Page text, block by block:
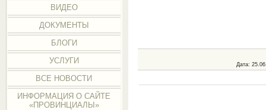
ВИДЕО
ДОКУМЕНТЫ
БЛОГИ
УСЛУГИ
ВСЕ НОВОСТИ
ИНФОРМАЦИЯ О САЙТЕ
«ПРОВИНЦИАЛЫ»
Дата: